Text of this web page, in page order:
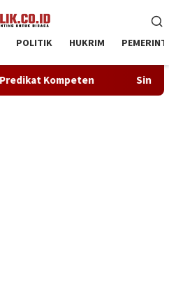
POLITIK HUKRIM
Sinergi ASOKA Bersama KADIN